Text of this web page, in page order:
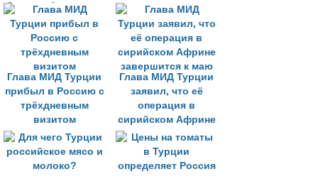
будут небольшими
терроризме
Глава МИД Турции
прибыл в Россию с
трёхдневным
визитом
Глава МИД Турции
заявил, что её
операция в
сирийском Африне
завершится к маю